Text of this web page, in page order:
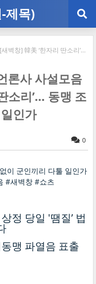
제목)
벽창] 韓美 ‘한자리 딴소리’…
론사 사설모음
소리’… 동맹 조
인가
0
정 당일 '땜질’ 법
맹 파열음 표출